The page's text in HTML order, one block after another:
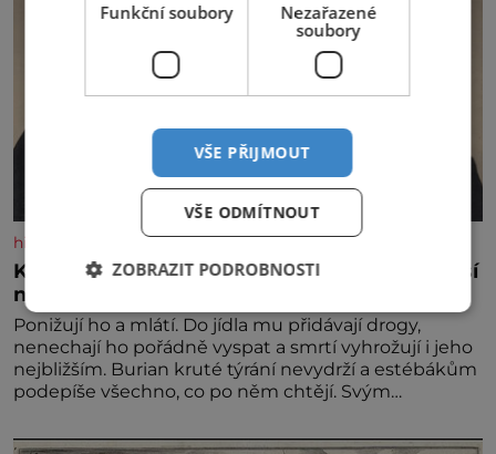
historyplus.cz
Kněz Bohuslav Burian: Metody StB byly horší
než gestapácké trýznění
Ponižují ho a mlátí. Do jídla mu přidávají drogy,
nenechají ho pořádně vyspat a smrtí vyhrožují i jeho
nejbližším. Burian kruté týrání nevydrží a estébákům
podepíše všechno, co po něm chtějí. Svým
výslechů nikdo nevyvíjel fyzický ani psychický nátlak.
Funkční soubory
Nezařazené
soubory
VŠE PŘIJMOUT
VŠE ODMÍTNOUT
ZOBRAZIT PODROBNOSTI